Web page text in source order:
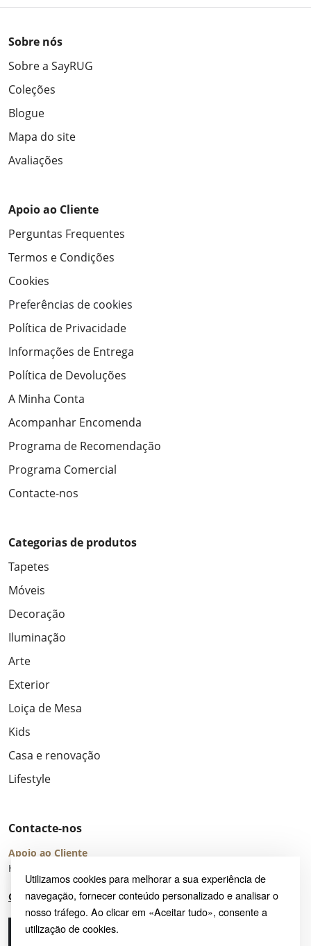
Utilizamos cookies para melhorar a sua experiência de
navegação, fornecer conteúdo personalizado e analisar o
nosso tráfego. Ao clicar em «Aceitar tudo», consente a
utilização de cookies.
Sobre nós
Sobre a SayRUG
Coleções
Blogue
Mapa do site
Avaliações
Apoio ao Cliente
Perguntas Frequentes
Termos e Condições
Cookies
Preferências de cookies
Política de Privacidade
Informações de Entrega
Política de Devoluções
A Minha Conta
Acompanhar Encomenda
Programa de Recomendação
Programa Comercial
Contacte-nos
Categorias de produtos
Tapetes
Móveis
Decoração
Iluminação
Arte
Exterior
Loiça de Mesa
Kids
Casa e renovação
Lifestyle
Contacte-nos
Apoio ao Cliente
Horário de Atendimento: seg – sex 8:00 – 16:00 (UTC+2)
Centro de Ajuda
Ligue-nos